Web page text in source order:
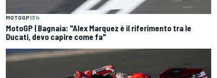
MOTOGP13 h
MotoGP | Bagnaia: "Alex Marquez è il riferimento tra le
Ducati, devo capire come fa"